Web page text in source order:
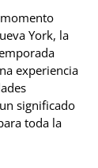
York, la
experiencia
significado
toda la